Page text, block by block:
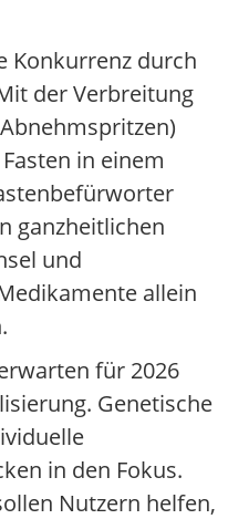
Konkurrenz durch
der Verbreitung
in einem
ganzheitlichen
und
allein
für 2026
Genetische
in den Fokus.
Nutzern helfen,